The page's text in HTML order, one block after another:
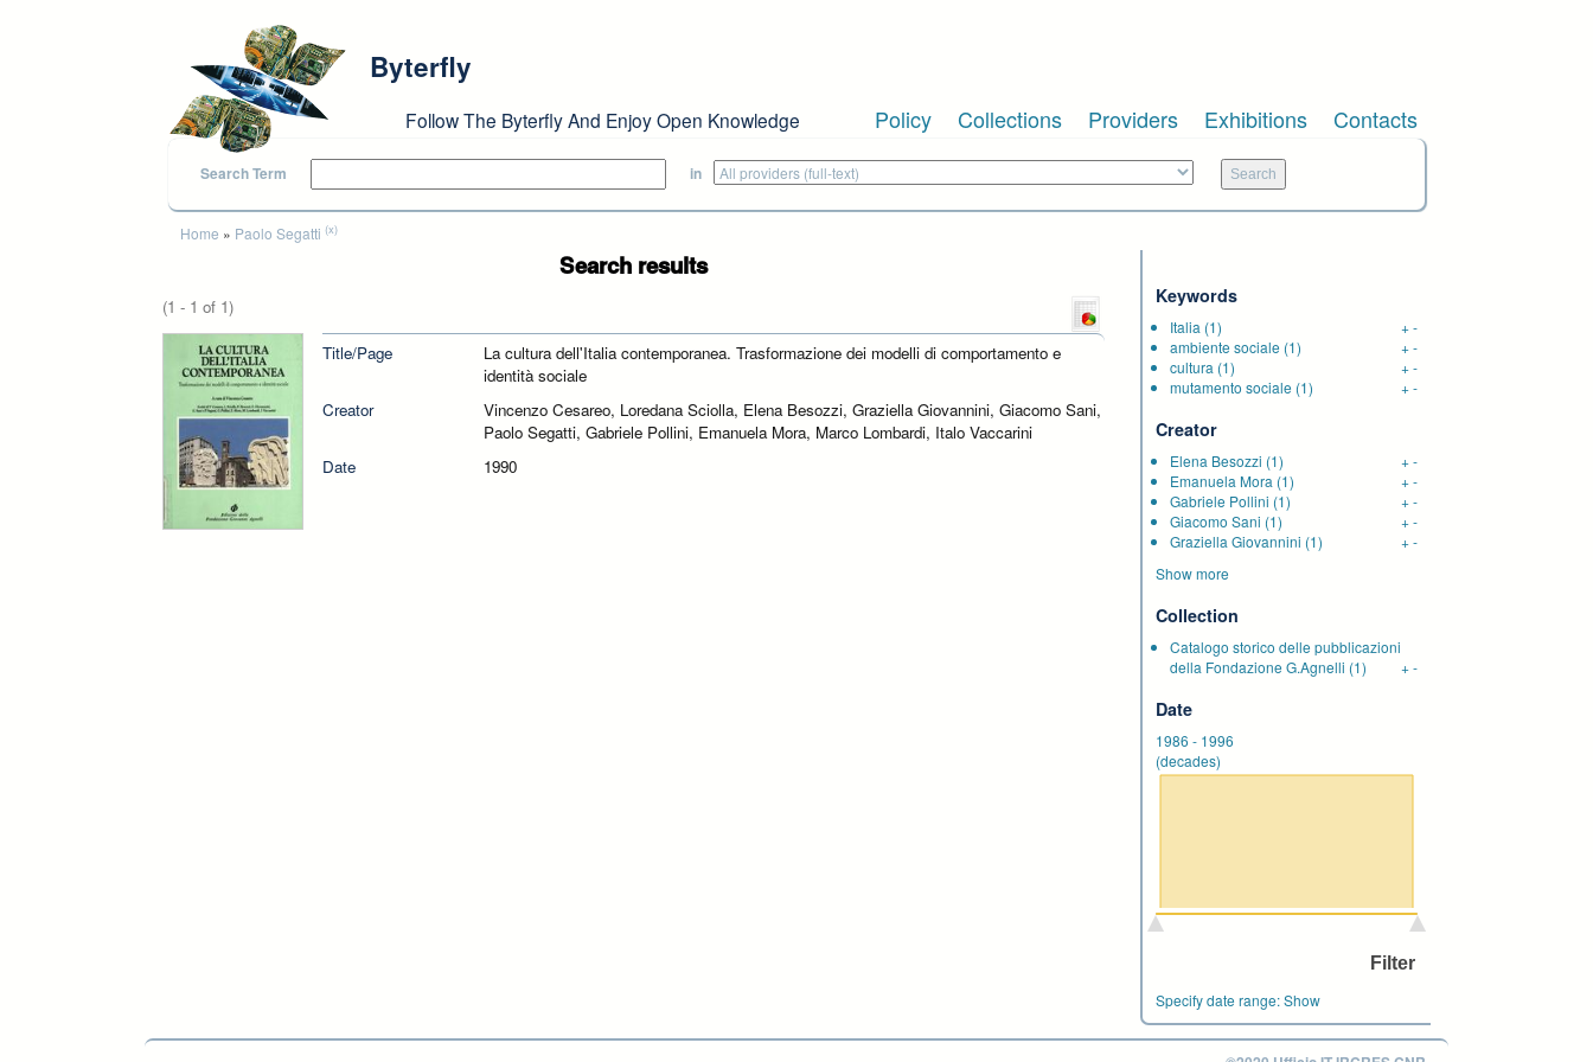
Byterfly
Follow The Byterfly And Enjoy Open Knowledge Policy Collections Providers Exhibitions Contacts
Search Term in
You are here
Home » Paolo Segatti (x)
Search results
(1 - 1 of 1)
Title/Page
La cultura dell'Italia contemporanea. Trasformazione dei modelli di comportamento e
identità sociale
Creator
Vincenzo Cesareo, Loredana Sciolla, Elena Besozzi, Graziella Giovannini, Giacomo Sani,
Paolo Segatti, Gabriele Pollini, Emanuela Mora, Marco Lombardi, Italo Vaccarini
Date
1990
Keywords
Italia (1) +-
ambiente sociale (1) +-
cultura (1) +-
mutamento sociale (1) +-
Creator
Elena Besozzi (1) +-
Emanuela Mora (1) +-
Gabriele Pollini (1) +-
Giacomo Sani (1) +-
Graziella Giovannini (1) +-
Show more
Collection
Catalogo storico delle pubblicazioni
della Fondazione G.Agnelli (1) +-
Date
1986 - 1996
(decades)
Specify date range:Show